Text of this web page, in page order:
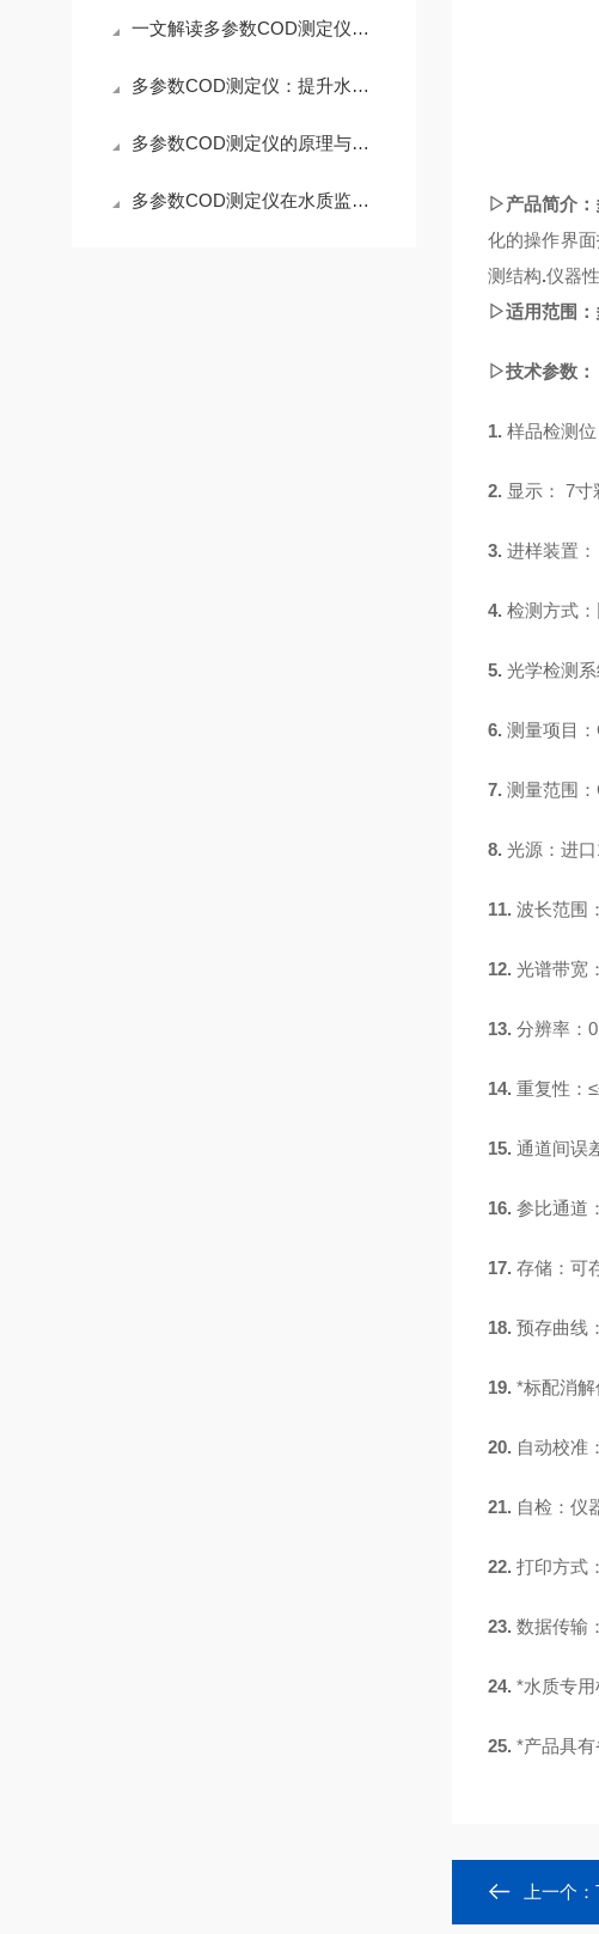
一文解读多参数COD测定仪的核心应用
多参数COD测定仪：提升水处理效率与质量控制的关键工具
多参数COD测定仪的原理与应用：提升水质检测效率
多参数COD测定仪在水质监测中的应用及优势 ▷产品简介：
化的操作界
测结构.仪器
▷适用范围：
▷技术参数：
1. 样品检测
2. 显示： 7寸
3. 进样装置
4. 检测方式
5. 光学检测
6. 测量项目
7. 测量范围：
8. 光源： 进口
11. 波长范围
12. 光谱带宽
13. 分辨率：
14. 重复性：
15. 通道间误
16. 参比通道
17. 存储： 可
18. 预存曲线：
19. *标配消解
20. 自动校准
21. 自检：仪
22. 打印方式
23. 数据传输：
24. *水质专用
25. *产品具
上一个：